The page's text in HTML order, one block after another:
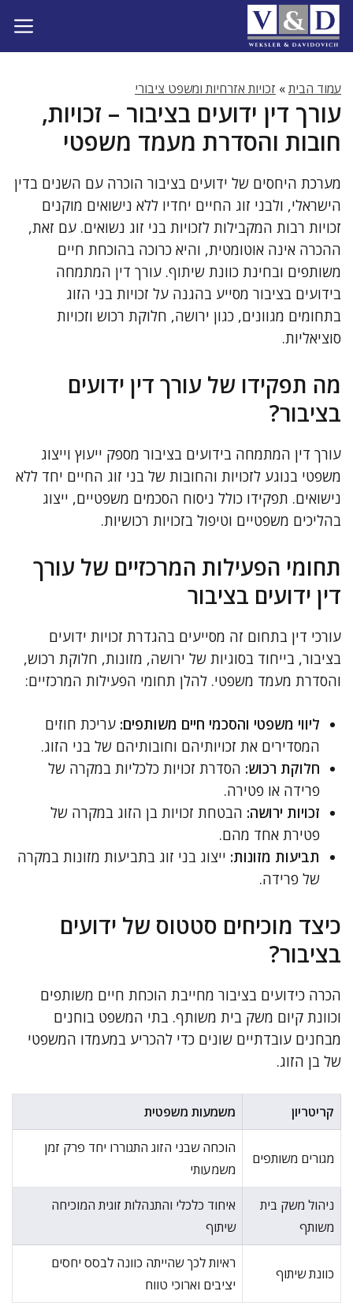
לדלג
לתוכן
עמוד הבית» זכויות אזרחיות ומשפט ציבורי
עורך דין ידועים בציבור – זכויות,
חובות והסדרת מעמד משפטי
מערכת היחסים של ידועים בציבור הוכרה עם השנים בדין
הישראלי, ולבני זוג החיים יחדיו ללא נישואים מוקנים
זכויות רבות המקבילות לזכויות בני זוג נשואים. עם זאת,
ההכרה אינה אוטומטית, והיא כרוכה בהוכחת חיים
משותפים ובחינת כוונת שיתוף. עורך דין המתמחה
בידועים בציבור מסייע בהגנה על זכויות בני הזוג
בתחומים מגוונים, כגון ירושה, חלוקת רכוש וזכויות
סוציאליות.
מה תפקידו של עורך דין ידועים
בציבור?
עורך דין המתמחה בידועים בציבור מספק ייעוץ וייצוג
משפטי בנוגע לזכויות והחובות של בני זוג החיים יחד ללא
נישואים. תפקידו כולל ניסוח הסכמים משפטיים, ייצוג
בהליכים משפטיים וטיפול בזכויות רכושיות.
תחומי הפעילות המרכזיים של עורך
דין ידועים בציבור
עורכי דין בתחום זה מסייעים בהגדרת זכויות ידועים
בציבור, בייחוד בסוגיות של ירושה, מזונות, חלוקת רכוש,
והסדרת מעמד משפטי. להלן תחומי הפעילות המרכזיים:
ליווי משפטי והסכמי חיים משותפים: עריכת חוזים
המסדירים את זכויותיהם וחובותיהם של בני הזוג.
חלוקת רכוש: הסדרת זכויות כלכליות במקרה של
פרידה או פטירה.
זכויות ירושה: הבטחת זכויות בן הזוג במקרה של
פטירת אחד מהם.
תביעות מזונות: ייצוג בני זוג בתביעות מזונות במקרה
של פרידה.
כיצד מוכיחים סטטוס של ידועים
בציבור?
הכרה כידועים בציבור מחייבת הוכחת חיים משותפים
וכוונת קיום משק בית משותף. בתי המשפט בוחנים
מבחנים עובדתיים שונים כדי להכריע במעמדו המשפטי
של בן הזוג.
קריטריון משמעות משפטית
מגורים משותפים
הוכחה שבני הזוג התגוררו יחד פרק זמן
משמעותי
ניהול משק בית
משותף
איחוד כלכלי והתנהלות זוגית המוכיחה
שיתוף
כוונת שיתוף
ראיות לכך שהייתה כוונה לבסס יחסים
יציבים וארוכי טווח